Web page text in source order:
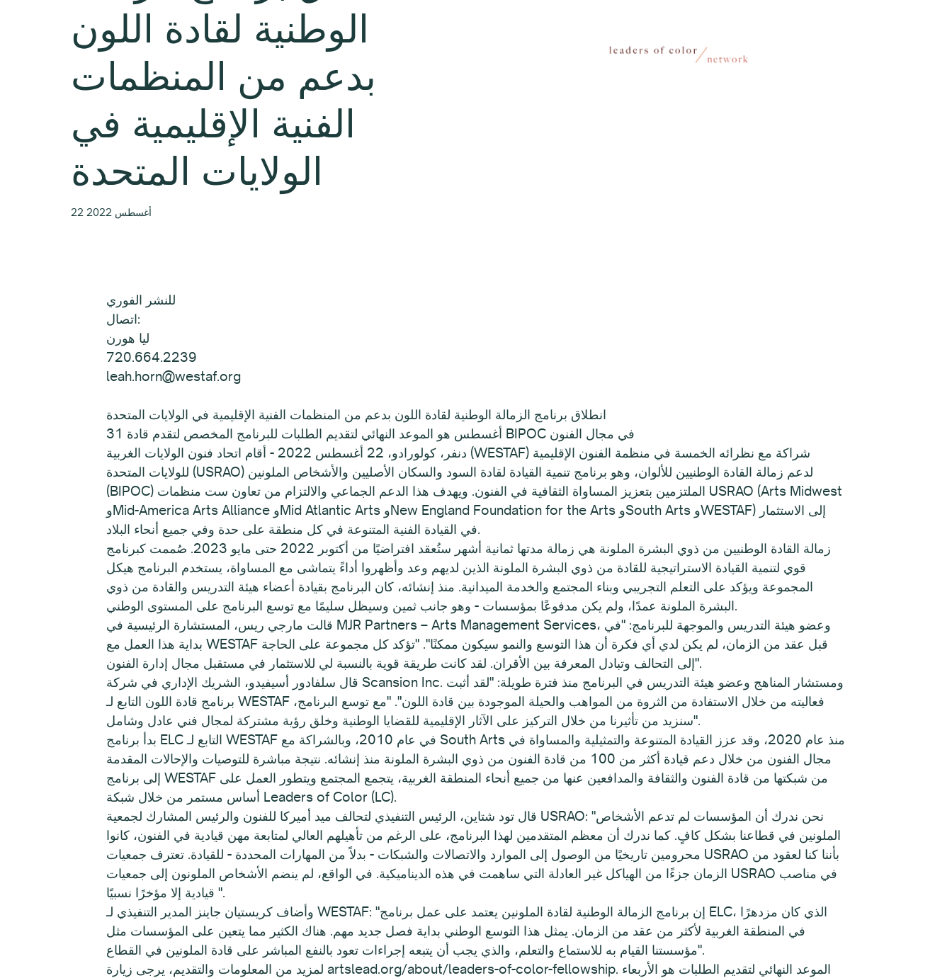
الوطنية لقادة اللون
بدعم من المنظمات
الفنية الإقليمية في
الولايات المتحدة
22 أغسطس 2022
للنشر الفوري
اتصال:
ليا هورن
720.664.2239
leah.horn@westaf.org
انطلاق برنامج الزمالة الوطنية لقادة اللون بدعم من المنظمات الفنية الإقليمية في الولايات المتحدة
31 أغسطس هو الموعد النهائي لتقديم الطلبات للبرنامج المخصص لتقدم قادة BIPOC في مجال الفنون
دنفر، كولورادو، 22 أغسطس 2022 - أقام اتحاد فنون الولايات الغربية (WESTAF) شراكة مع نظرائه الخمسة في منظمة الفنون الإقليمية
للولايات المتحدة (USRAO) لدعم زمالة القادة الوطنيين للألوان، وهو برنامج تنمية القيادة لقادة السود والسكان الأصليين والأشخاص الملونين
(BIPOC) الملتزمين بتعزيز المساواة الثقافية في الفنون. ويهدف هذا الدعم الجماعي والالتزام من تعاون ست منظمات USRAO (Arts Midwest
وMid-America Arts Alliance وMid Atlantic Arts وNew England Foundation for the Arts وSouth Arts وWESTAF) إلى الاستثمار
في القيادة الفنية المتنوعة في كل منطقة على حدة وفي جميع أنحاء البلاد.
زمالة القادة الوطنيين من ذوي البشرة الملونة هي زمالة مدتها ثمانية أشهر ستُعقد افتراضيًا من أكتوبر 2022 حتى مايو 2023. صُممت كبرنامج
قوي لتنمية القيادة الاستراتيجية للقادة من ذوي البشرة الملونة الذين لديهم وعد وأظهروا أداءً يتماشى مع المساواة، يستخدم البرنامج هيكل
المجموعة ويؤكد على التعلم التجريبي وبناء المجتمع والخدمة الميدانية. منذ إنشائه، كان البرنامج بقيادة أعضاء هيئة التدريس والقادة من ذوي
البشرة الملونة عمدًا، ولم يكن مدفوعًا بمؤسسات - وهو جانب ثمين وسيظل سليمًا مع توسع البرنامج على المستوى الوطني.
قالت مارجي ريس، المستشارة الرئيسية في MJR Partners – Arts Management Services، وعضو هيئة التدريس والموجهة للبرنامج: "في
بداية هذا العمل مع WESTAF قبل عقد من الزمان، لم يكن لدي أي فكرة أن هذا التوسع والنمو سيكون ممكنًا". "تؤكد كل مجموعة على الحاجة
إلى التحالف وتبادل المعرفة بين الأقران. لقد كانت طريقة قوية بالنسبة لي للاستثمار في مستقبل مجال إدارة الفنون".
قال سلفادور أسيفيدو، الشريك الإداري في شركة Scansion Inc. ومستشار المناهج وعضو هيئة التدريس في البرنامج منذ فترة طويلة: "لقد أثبت
برنامج قادة اللون التابع لـ WESTAF فعاليته من خلال الاستفادة من الثروة من المواهب والحيلة الموجودة بين قادة اللون". "مع توسع البرنامج،
سنزيد من تأثيرنا من خلال التركيز على الآثار الإقليمية للقضايا الوطنية وخلق رؤية مشتركة لمجال فني عادل وشامل".
بدأ برنامج ELC التابع لـ WESTAF في عام 2010، وبالشراكة مع South Arts منذ عام 2020، وقد عزز القيادة المتنوعة والتمثيلية والمساواة في
مجال الفنون من خلال دعم قيادة أكثر من 100 من قادة الفنون من ذوي البشرة الملونة منذ إنشائه. نتيجة مباشرة للتوصيات والإحالات المقدمة
إلى برنامج WESTAF من شبكتها من قادة الفنون والثقافة والمدافعين عنها من جميع أنحاء المنطقة الغربية، يتجمع المجتمع ويتطور العمل على
أساس مستمر من خلال شبكة Leaders of Color (LC).
قال تود شتاين، الرئيس التنفيذي لتحالف ميد أميركا للفنون والرئيس المشارك لجمعية USRAO: "نحن ندرك أن المؤسسات لم تدعم الأشخاص
الملونين في قطاعنا بشكل كافٍ. كما ندرك أن معظم المتقدمين لهذا البرنامج، على الرغم من تأهيلهم العالي لمتابعة مهن قيادية في الفنون، كانوا
محرومين تاريخيًا من الوصول إلى الموارد والاتصالات والشبكات - بدلاً من المهارات المحددة - للقيادة. تعترف جمعيات USRAO بأننا كنا لعقود من
الزمان جزءًا من الهياكل غير العادلة التي ساهمت في هذه الديناميكية. في الواقع، لم ينضم الأشخاص الملونون إلى جمعيات USRAO في مناصب
قيادية إلا مؤخرًا نسبيًا ".
وأضاف كريستيان جاينز المدير التنفيذي لـ WESTAF: "إن برنامج الزمالة الوطنية لقادة الملونين يعتمد على عمل برنامج ELC، الذي كان مزدهرًا
في المنطقة الغربية لأكثر من عقد من الزمان. يمثل هذا التوسع الوطني بداية فصل جديد مهم. هناك الكثير مما يتعين على المؤسسات مثل
مؤسستنا القيام به للاستماع والتعلم، والذي يجب أن يتبعه إجراءات تعود بالنفع المباشر على قادة الملونين في القطاع".
لمزيد من المعلومات والتقديم، يرجى زيارة artslead.org/about/leaders-of-color-fellowship. الموعد النهائي لتقديم الطلبات هو الأربعاء